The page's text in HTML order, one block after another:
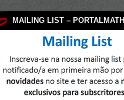
MAILING LIST – PORTALMATH